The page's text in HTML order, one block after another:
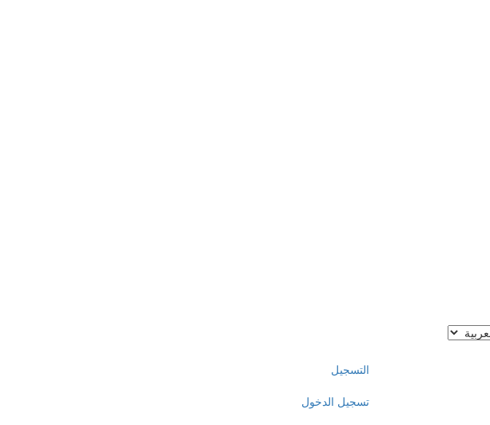
التسجيل
تسجيل الدخول